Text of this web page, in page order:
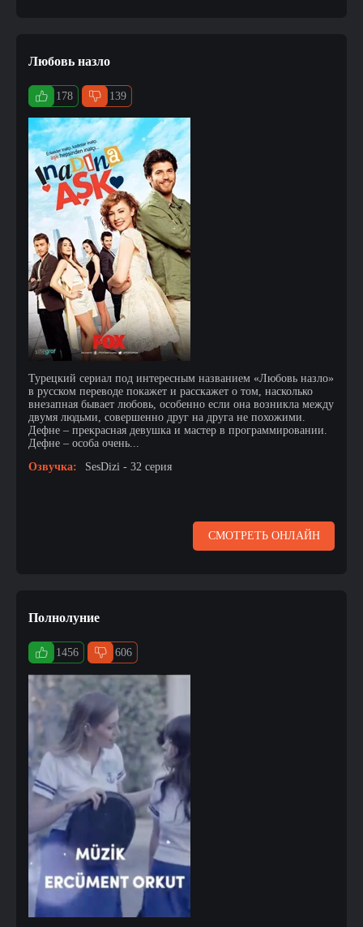
Любовь назло
178 139
Турецкий сериал под интересным названием «Любовь назло»
в русском переводе покажет и расскажет о том, насколько
внезапная бывает любовь, особенно если она возникла между
двумя людьми, совершенно друг на друга не похожими.
Дефне – прекрасная девушка и мастер в программировании.
Дефне – особа очень...
Озвучка:
SesDizi - 32 серия
СМОТРЕТЬ ОНЛАЙН
Полнолуние
1456 606